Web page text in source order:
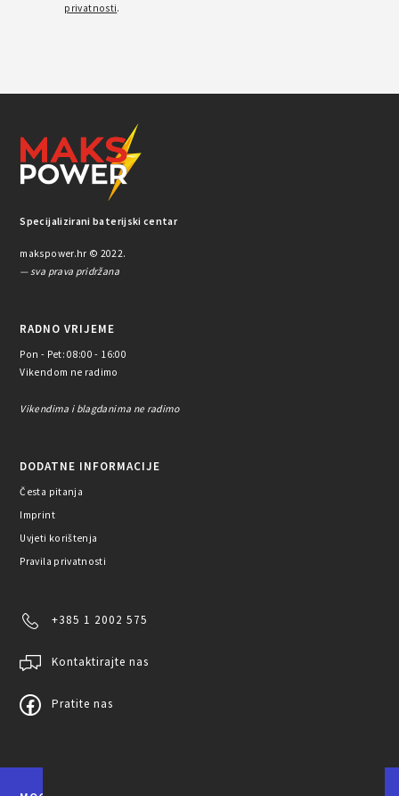
privatnosti.
Specijalizirani baterijski centar
makspower.hr © 2022.
— sva prava pridržana
RADNO VRIJEME
Pon - Pet: 08:00 - 16:00
Vikendom ne radimo
Vikendima i blagdanima ne radimo
DODATNE INFORMACIJE
Česta pitanja
Imprint
Uvjeti korištenja
Pravila privatnosti
+385 1 2002 575
Kontaktirajte nas
Pratite nas